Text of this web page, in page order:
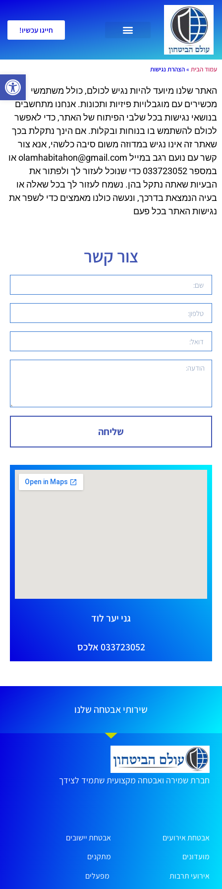
חייגו עכשיו!
עמוד הבית »הצהרת נגישות
האתר שלנו מיועד להיות נגיש לכולם, כולל משתמשי
מכשירים עם מוגבלויות פיזיות ותכונות. אנחנו מתחשבים
בנושאי נגישות בכל שלבי הפיתוח של האתר, כדי לאפשר
לכולם להשתמש בו בנוחות ובקלות. אם הינך נתקלת בכך
שאתר זה אינו נגיש במדוזה משום סיבה כלשהי, אנא צור
קשר עם נועם רגב במייל olamhabitahon@gmail.comאו
במספר 033723052 כדי שנוכל לעזור לך ולפתור את
הבעיות שאתה נתקל בהן. נשמח לעזור לך בכל שאלה או
בעיה הנמצאת בדרכך, ונעשה כולנו מאמצים כדי לשפר את
נגישות האתר בכל פעם
צור קשר
שליחה
גני יער לוד
033723052 אלכס
שירותי אבטחה שלנו
חברת שמירה ואבטחה מקצועית שתמיד לצידך
אבטחת אירועים
מועדונים
אירועי תרבות
אבטחת יישובים
מתקנים
מפעלים
פתח